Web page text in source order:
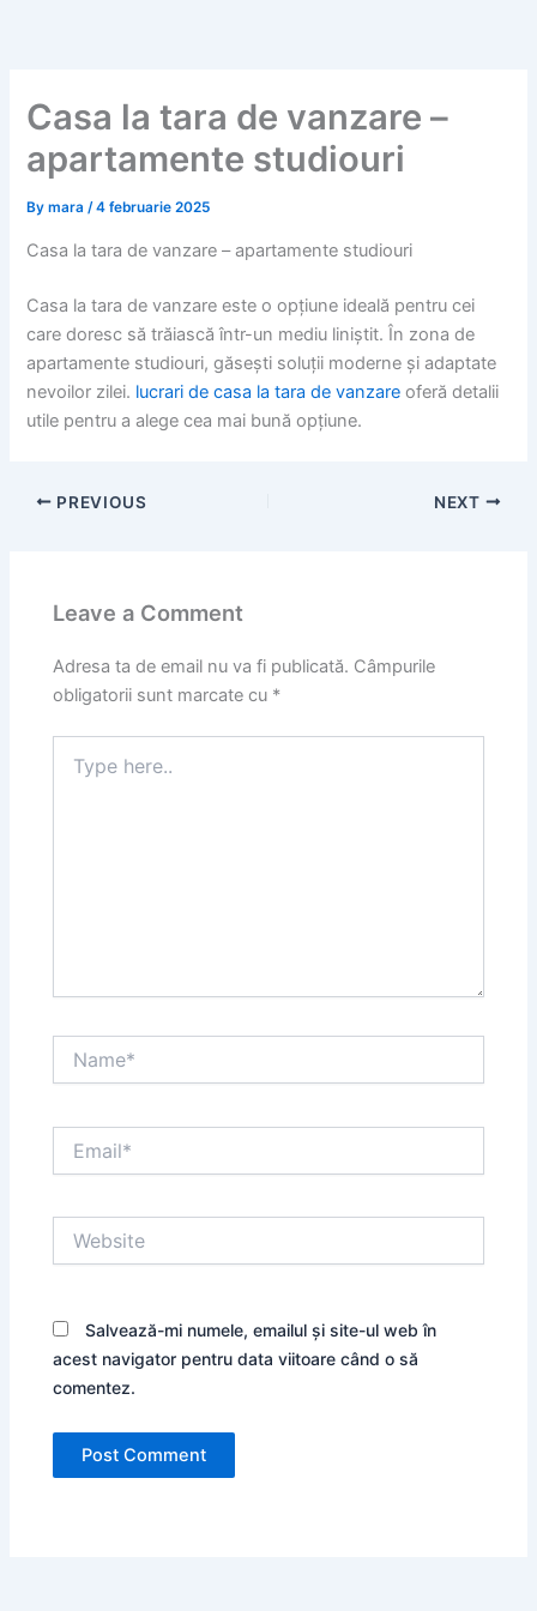
Casa la tara de vanzare –
apartamente studiouri
Bymara/4 februarie 2025
Casa la tara de vanzare – apartamente studiouri
Casa la tara de vanzare este o opțiune ideală pentru cei
care doresc să trăiască într-un mediu liniștit. În zona de
apartamente studiouri, găsești soluții moderne și adaptate
nevoilor zilei. lucrari de casa la tara de vanzare oferă detalii
utile pentru a alege cea mai bună opțiune.
PREVIOUS NEXT
Leave a Comment
Adresa ta de email nu va fi publicată. Câmpurile
obligatorii sunt marcate cu *
here..
Salvează-mi numele, emailul și site-ul web în
acest navigator pentru data viitoare când o să
comentez.